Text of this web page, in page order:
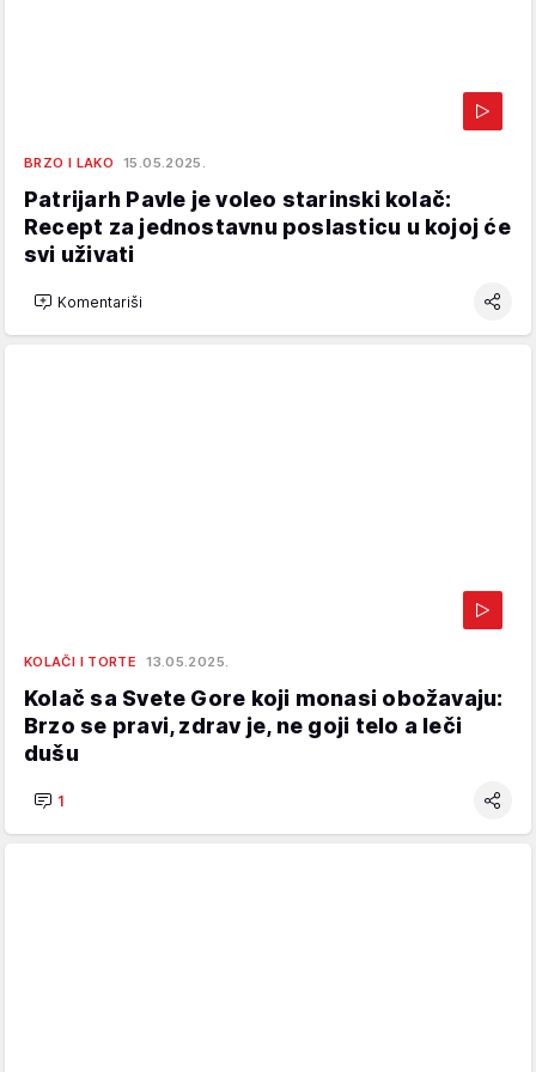
BRZO I LAKO 15.05.2025.
Patrijarh Pavle je voleo starinski kolač:
Recept za jednostavnu poslasticu u kojoj će
svi uživati
Komentariši
KOLAČI I TORTE 13.05.2025.
Kolač sa Svete Gore koji monasi obožavaju:
Brzo se pravi, zdrav je, ne goji telo a leči
dušu
1